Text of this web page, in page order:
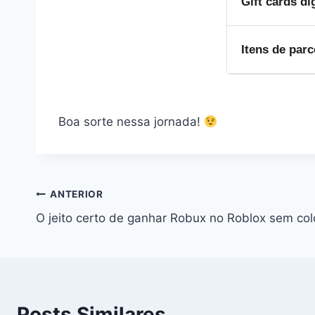
quantidade
do Wizard
Itens de
Boa sorte nessa jornada!
ANTERIOR
O jeito certo de ganhar Robux no Roblox sem